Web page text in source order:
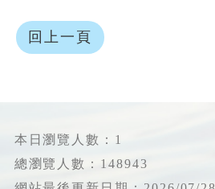
回上一頁
本日瀏覽人數：1
總瀏覽人數：148943